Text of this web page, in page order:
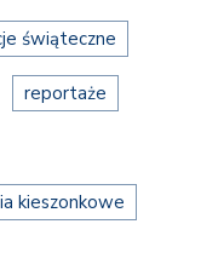
świąteczne
reportaże
kieszonkowe